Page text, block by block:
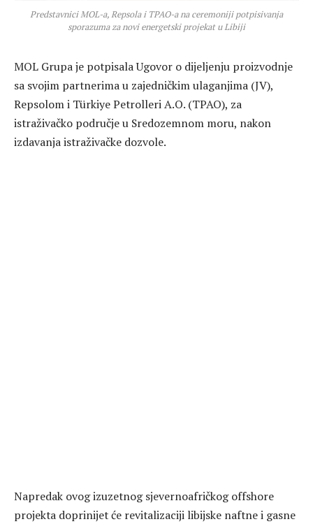
Predstavnici MOL-a, Repsola i TPAO-a na ceremoniji potpisivanja
sporazuma za novi energetski projekat u Libiji
MOL Grupa je potpisala Ugovor o dijeljenju proizvodnje
sa svojim partnerima u zajedničkim ulaganjima (JV),
Repsolom i Türkiye Petrolleri A.O. (TPAO), za
istraživačko područje u Sredozemnom moru, nakon
izdavanja istraživačke dozvole.
Napredak ovog izuzetnog sjevernoafričkog offshore
projekta doprinijet će revitalizaciji libijske naftne i gasne